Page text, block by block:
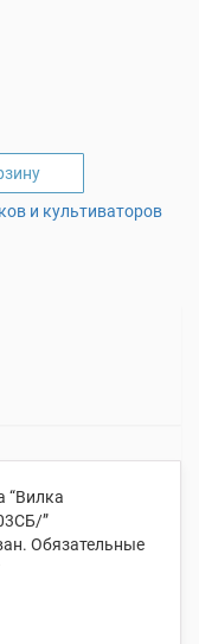
и культиваторов
“Вилка
”
Обязательные